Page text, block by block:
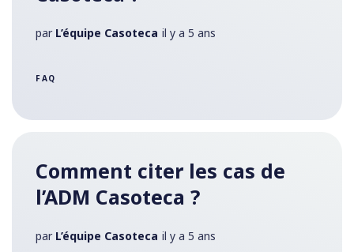
par L’équipe Casoteca il y a 5 ans
FAQ
Comment citer les cas de
l’ADM Casoteca ?
par L’équipe Casoteca il y a 5 ans